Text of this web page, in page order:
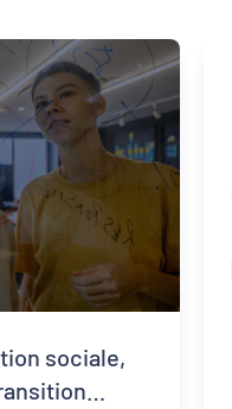
sociale,